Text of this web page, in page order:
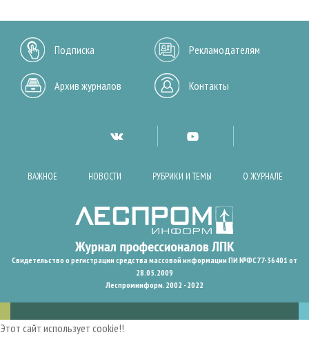
Подписка Рекламодателям
Архив журналов Контакты
ВАЖНОЕ НОВОСТИ РУБРИКИ И ТЕМЫ О ЖУРНАЛЕ
Свидетельство о регистрации средства массовой информации ПИ №ФС77-36401 от
28.05.2009
Леспроминформ. 2002 - 2022
Этот сайт использует cookie!!